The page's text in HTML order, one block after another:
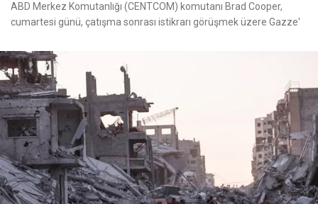
ABD Merkez Komutanlığı (CENTCOM) komutanı Brad Cooper,
cumartesi günü, çatışma sonrası istikrarı görüşmek üzere Gazze'